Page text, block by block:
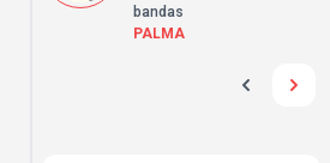
bandas
PALMA